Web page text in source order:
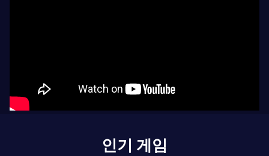
인기 게임